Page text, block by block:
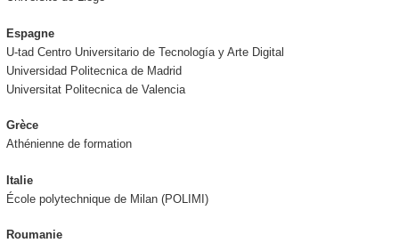
Espagne
U-tad Centro Universitario de Tecnología y Arte Digital
Universidad Politecnica de Madrid
Universitat Politecnica de Valencia
Grèce
Athénienne de formation
Italie
École polytechnique de Milan (POLIMI)
Roumanie